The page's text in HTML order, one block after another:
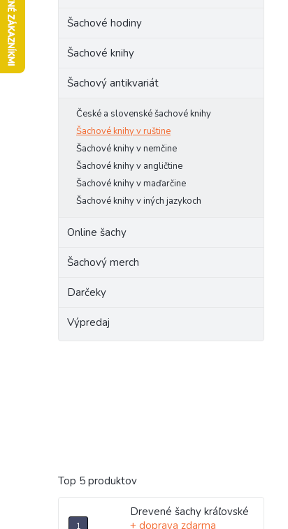
Šachové hodiny
Šachové knihy
Šachový antikvariát
České a slovenské šachové knihy
Šachové knihy v ruštine
Šachové knihy v nemčine
Šachové knihy v angličtine
Šachové knihy v maďarčine
Šachové knihy v iných jazykoch
Online šachy
Šachový merch
Darčeky
Výpredaj
Top 5 produktov
Drevené šachy kráľovské
+ doprava zdarma